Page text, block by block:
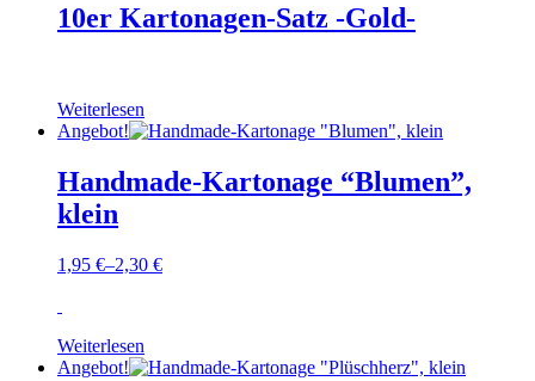
10er Kartonagen-Satz -Gold-
Weiterlesen
Angebot!
Handmade-Kartonage “Blumen”,
klein
1,95 €–2,30 €
Weiterlesen
Angebot!